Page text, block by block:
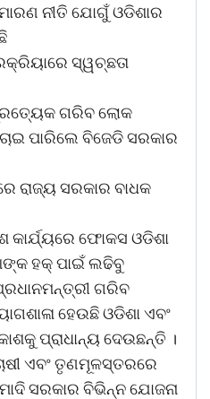
ନୀତି ଯୋଗୁଁ ଓଡିଶାର
ସ୍ୱଚ୍ଛତା
ଗରିବ ଲୋକ
ପାରିଲେ ବିଜେଡି ସରକାର
ରାଜ୍ୟ ସରକାର ବାଧକ
କାର୍ଯ୍ୟରେ ଫୋକସ ଓଡିଶା
ହକ୍ ପାଇଁ ଲଢିବୁ
ଗରିବ
ହେଉଛି ଓଡିଶା ଏବଂ
ପ୍ରାଧାନ୍ୟ ଦେଉଛନ୍ତି ।
ଏବଂ ତୃଣମୂଳସ୍ତରରେ
ସରକାର ବିଭିନ୍ନ ଯୋଜନା